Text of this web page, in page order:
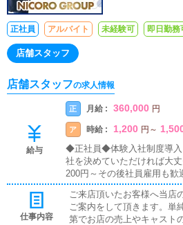
正社員 アルバイト 未経験可 即日勤務
店舗スタッフ
店舗スタッフの求人情報
給与
正 月給 : 360,000 円
ア 時給 : 1,200 円 ～
◆正社員◆体験入社制度導入
社を決めていただければ大
200円～その後社員雇用も歓
仕事内容
ご来店頂いたお客様へ当店
ご案内をして頂きます。単
第でお店の売上やキャスト